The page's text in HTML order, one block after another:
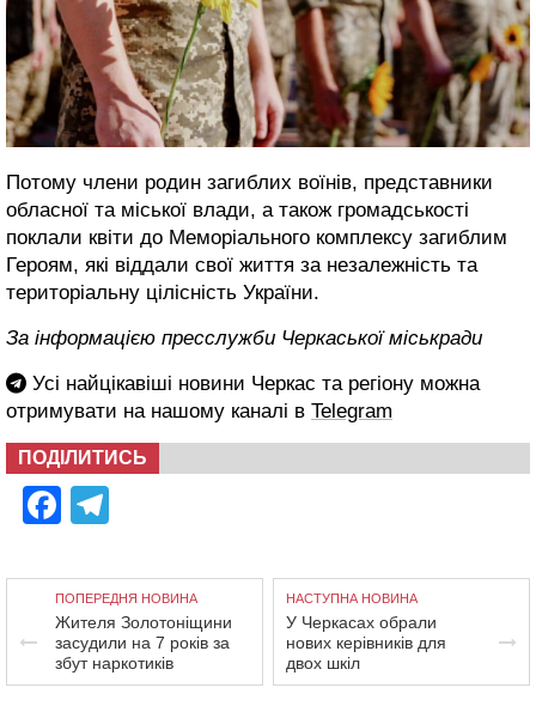
Потому члени родин загиблих воїнів, представники
обласної та міської влади, а також громадськості
поклали квіти до Меморіального комплексу загиблим
Героям, які віддали свої життя за незалежність та
територіальну цілісність України.
За інформацією пресслужби Черкаської міськради
Усі найцікавіші новини Черкас та регіону можна
отримувати на нашому каналі в Telegram
ПОДІЛИТИСЬ
Facebook
ПОПЕРЕДНЯ НОВИНА
Жителя Золотоніщини
засудили на 7 років за
збут наркотиків
НАСТУПНА НОВИНА
У Черкасах обрали
нових керівників для
двох шкіл